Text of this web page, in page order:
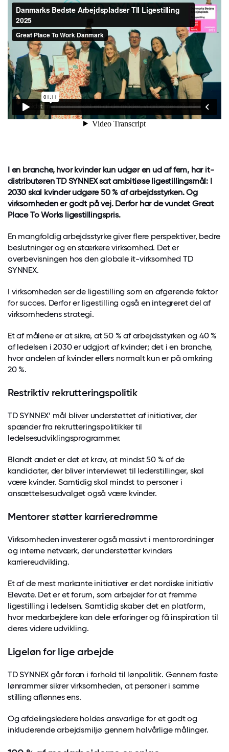
I en branche, hvor kvinder kun udgør en ud af fem, har it-
distributøren TD SYNNEX sat ambitiøse ligestillingsmål: I
2030 skal kvinder udgøre 50 % af arbejdsstyrken. Og
virksomheden er godt på vej. Derfor har de vundet Great
Place To Works ligestillingspris.
En mangfoldig arbejdsstyrke giver flere perspektiver, bedre
beslutninger og en stærkere virksomhed. Det er
overbevisningen hos den globale it-virksomhed TD
SYNNEX.
I virksomheden ser de ligestilling som en afgørende faktor
for succes. Derfor er ligestilling også en integreret del af
virksomhedens strategi.
Et af målene er at sikre, at 50 % af arbejdsstyrken og 40 %
af ledelsen i 2030 er udgjort af kvinder; det i en branche,
hvor andelen af kvinder ellers normalt kun er på omkring
20 %.
Restriktiv rekrutteringspolitik
TD SYNNEX’ mål bliver understøttet af initiativer, der
spænder fra rekrutteringspolitikker til
ledelsesudviklingsprogrammer.
Blandt andet er det et krav, at mindst 50 % af de
kandidater, der bliver interviewet til lederstillinger, skal
være kvinder. Samtidig skal mindst to personer i
ansættelsesudvalget også være kvinder.
Mentorer støtter karrieredrømme
Virksomheden investerer også massivt i mentorordninger
og interne netværk, der understøtter kvinders
karriereudvikling.
Et af de mest markante initiativer er det nordiske initiativ
Elevate. Det er et forum, som arbejder for at fremme
ligestilling i ledelsen. Samtidig skaber det en platform,
hvor medarbejdere kan dele erfaringer og få inspiration til
deres videre udvikling.
Ligeløn for lige arbejde
TD SYNNEX går foran i forhold til lønpolitik. Gennem faste
lønrammer sikrer virksomheden, at personer i samme
stilling aflønnes ens.
Og afdelingsledere holdes ansvarlige for et godt og
inkluderende arbejdsmiljø gennem halvårlige målinger.